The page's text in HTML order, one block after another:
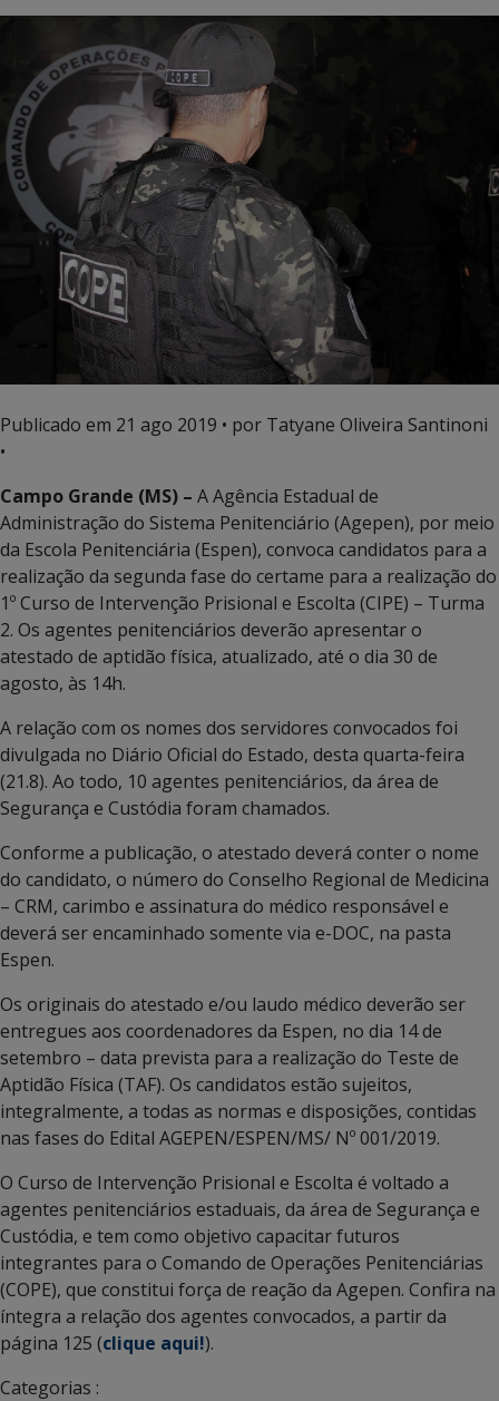
Publicado em 21 ago 2019 • por Tatyane Oliveira Santinoni
•
Campo Grande (MS) – A Agência Estadual de
Administração do Sistema Penitenciário (Agepen), por meio
da Escola Penitenciária (Espen), convoca candidatos para a
realização da segunda fase do certame para a realização do
1º Curso de Intervenção Prisional e Escolta (CIPE) – Turma
2. Os agentes penitenciários deverão apresentar o
atestado de aptidão física, atualizado, até o dia 30 de
agosto, às 14h.
A relação com os nomes dos servidores convocados foi
divulgada no Diário Oficial do Estado, desta quarta-feira
(21.8). Ao todo, 10 agentes penitenciários, da área de
Segurança e Custódia foram chamados.
Conforme a publicação, o atestado deverá conter o nome
do candidato, o número do Conselho Regional de Medicina
– CRM, carimbo e assinatura do médico responsável e
deverá ser encaminhado somente via e-DOC, na pasta
Espen.
Os originais do atestado e/ou laudo médico deverão ser
entregues aos coordenadores da Espen, no dia 14 de
setembro – data prevista para a realização do Teste de
Aptidão Física (TAF). Os candidatos estão sujeitos,
integralmente, a todas as normas e disposições, contidas
nas fases do Edital AGEPEN/ESPEN/MS/ Nº 001/2019.
O Curso de Intervenção Prisional e Escolta é voltado a
agentes penitenciários estaduais, da área de Segurança e
Custódia, e tem como objetivo capacitar futuros
integrantes para o Comando de Operações Penitenciárias
(COPE), que constitui força de reação da Agepen. Confira na
íntegra a relação dos agentes convocados, a partir da
página 125 (clique aqui!).
Categorias :